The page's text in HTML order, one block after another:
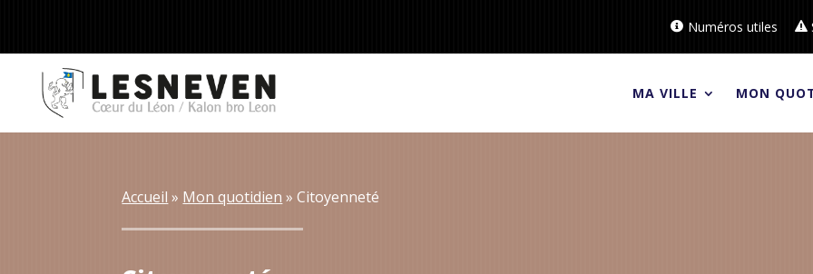
Numéros utiles
MA VILLE MON
Accueil » Mon quotidien » Citoyenneté